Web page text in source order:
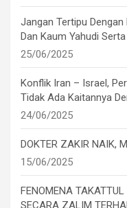
Jangan Tertipu
Dan Kaum Yahudi
25/06/2025
Konflik Iran – Israel,
Tidak Ada Kaitannya
24/06/2025
DOKTER ZAKIR NAIK,
15/06/2025
FENOMENA
SECARA ZALIM